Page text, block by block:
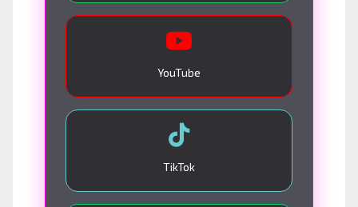
YouTube
TikTok